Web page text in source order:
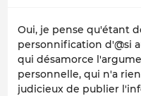
Oui, je pense qu'étant
personnification d'@si
qui désamorce
personnelle, qui n'a
judicieux de publier